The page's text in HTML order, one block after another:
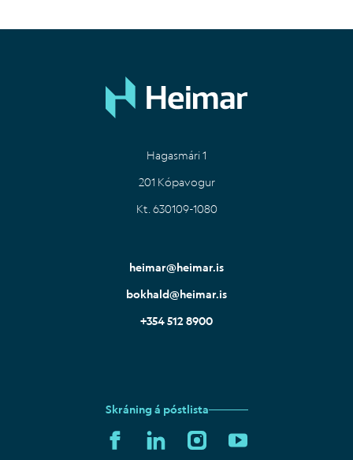
Hagasmári 1
201 Kópavogur
Kt. 630109-1080
heimar@heimar.is
bokhald@heimar.is
+354 512 8900
Skráning á póstlista